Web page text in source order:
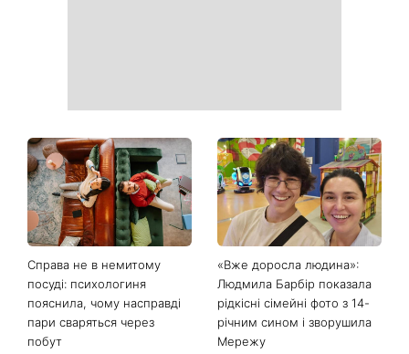
Справа не в немитому
посуді: психологиня
пояснила, чому насправді
пари сваряться через
побут
«Вже доросла людина»:
Людмила Барбір показала
рідкісні сімейні фото з 14-
річним сином і зворушила
Мережу